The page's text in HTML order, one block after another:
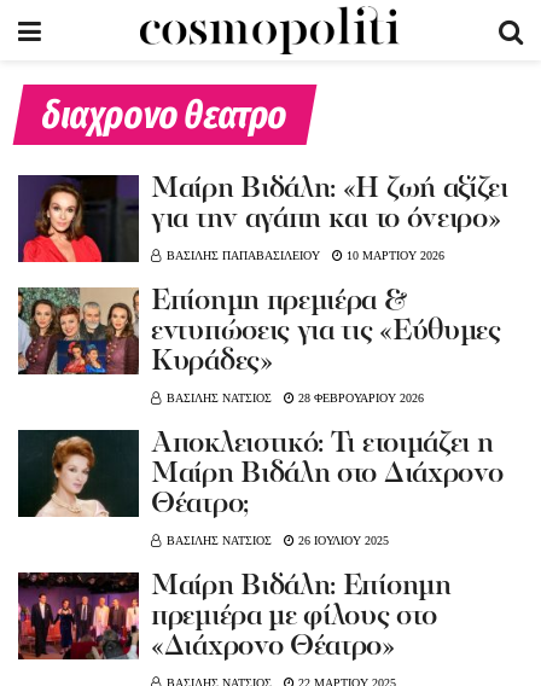
διαχρονο θεατρο
Mαίρη Βιδάλη: «Η ζωή αξίζει
για την αγάπη και το όνειρο»
ΒΑΣΙΛΗΣ ΠΑΠΑΒΑΣΙΛΕΙΟΥ 10 ΜΑΡΤΙΟΥ 2026
Επίσημη πρεμιέρα &
εντυπώσεις για τις «Εύθυμες
Κυράδες»
ΒΑΣΙΛΗΣ ΝΑΤΣΙΟΣ 28 ΦΕΒΡΟΥΑΡΙΟΥ 2026
Αποκλειστικό: Τι ετοιμάζει η
Μαίρη Βιδάλη στο Διάχρονο
Θέατρο;
ΒΑΣΙΛΗΣ ΝΑΤΣΙΟΣ 26 ΙΟΥΛΙΟΥ 2025
Μαίρη Βιδάλη: Επίσημη
πρεμιέρα με φίλους στο
«Διάχρονο Θέατρο»
ΒΑΣΙΛΗΣ ΝΑΤΣΙΟΣ 22 ΜΑΡΤΙΟΥ 2025